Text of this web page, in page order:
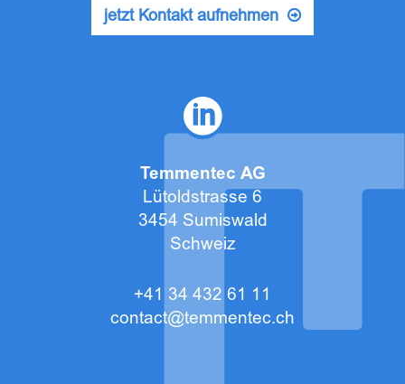
jetzt Kontakt aufnehmen
Temmentec AG
Lütoldstrasse 6
3454 Sumiswald
Schweiz
+41 34 432 61 11
contact@temmentec.ch